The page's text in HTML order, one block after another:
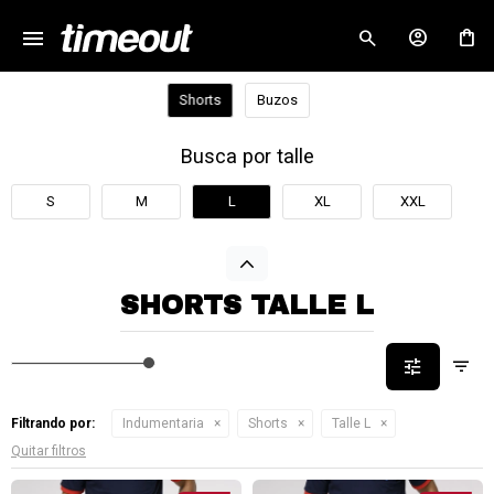
menu
Shorts Buzos
Busca por talle
S M L XL XXL
SHORTS TALLE L
Filtrando por: Indumentaria Shorts
Talle L
Quitar filtros